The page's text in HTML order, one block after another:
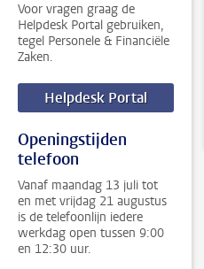
Voor vragen graag de
Helpdesk Portal gebruiken,
tegel Personele & Financiële
Zaken.
Helpdesk Portal
Openingstijden
telefoon
Vanaf maandag 13 juli tot
en met vrijdag 21 augustus
is de telefoonlijn iedere
werkdag open tussen 9:00
en 12:30 uur.